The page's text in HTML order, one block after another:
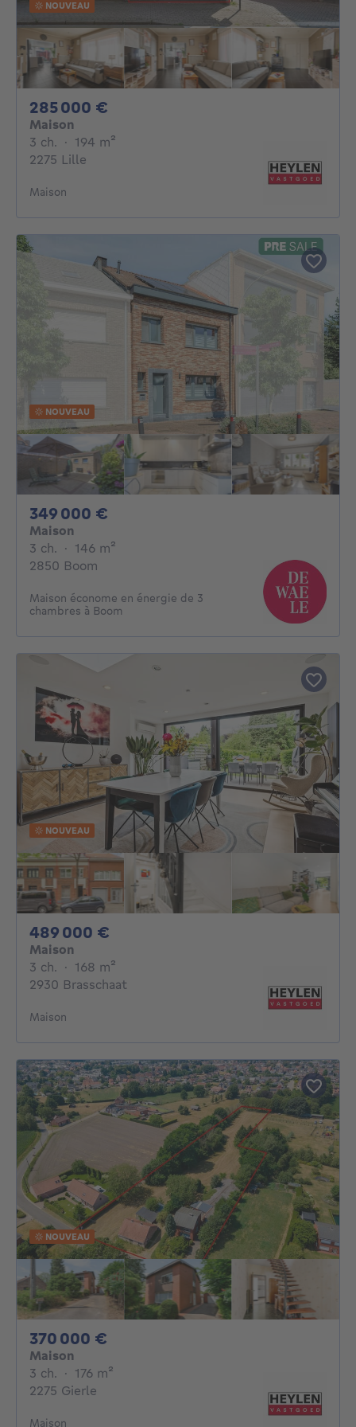
NOUVEAU
285 000 €
Maison
3 ch. 3 chambres
· 194 m²
2275 Lille
Maison
NOUVEAU
349 000 €
Maison
3 ch. 3 chambres
· 146 m²
2850 Boom
Maison économe en énergie de 3
chambres à Boom
NOUVEAU
489 000 €
Maison
3 ch. 3 chambres
· 168 m²
2930 Brasschaat
Maison
NOUVEAU
370 000 €
Maison
3 ch. 3 chambres
· 176 m²
2275 Gierle
Maison